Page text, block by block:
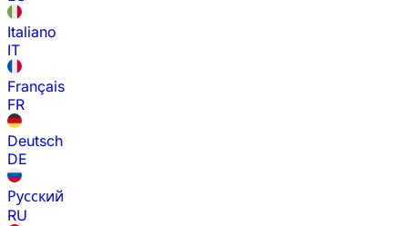
Italiano
IT
Français
FR
Deutsch
DE
Русский
RU